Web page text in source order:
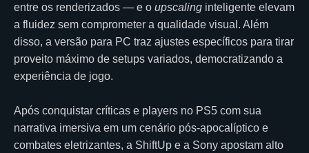
entre os renderizados — e o upscaling inteligente elevam
a fluidez sem comprometer a qualidade visual. Além
disso, a versão para PC traz ajustes específicos para tirar
proveito máximo de setups variados, democratizando a
experiência de jogo.
Após conquistar críticas e players no PS5 com sua
narrativa imersiva em um cenário pós-apocalíptico e
combates eletrizantes, a ShiftUp e a Sony apostam alto